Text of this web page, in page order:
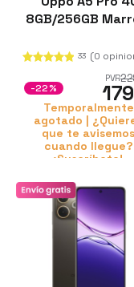
8GB/256GB
33 (0
PVR
179
-22%
Temporalmente
agotado |
que te avisemos
cuando llegue?
¡Suscríbete!